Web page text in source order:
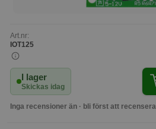
Art.nr:
IOT125
I lager
Skickas idag
Inga recensioner än · bli först att recensera